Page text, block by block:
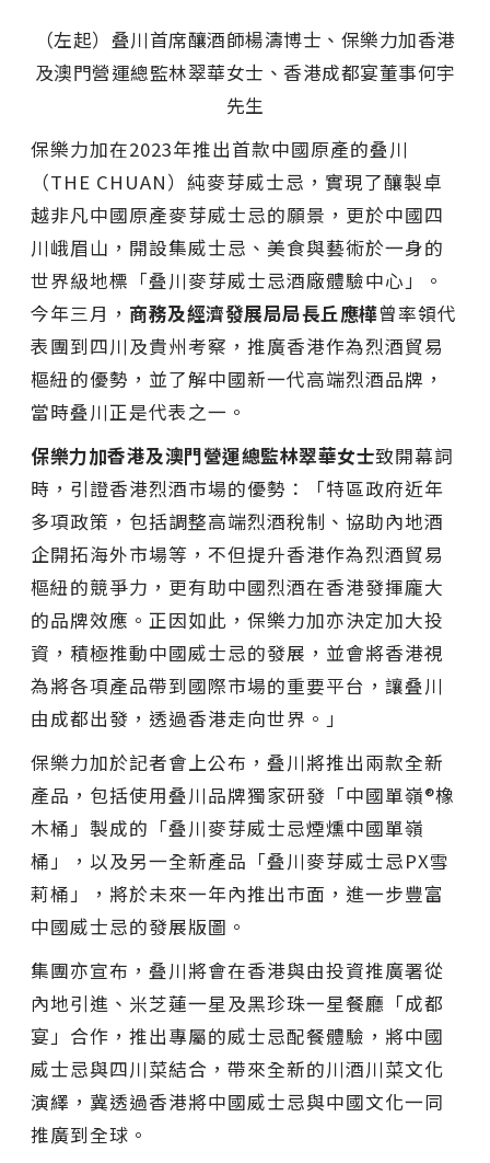
（左起）叠川首席釀酒師楊濤博士、保樂力加香港
及澳門營運總監林翠華女士、香港成都宴董事何宇
先生
保樂力加在2023年推出首款中國原產的叠川
（THE CHUAN）純麥芽威士忌，實現了釀製卓
越非凡中國原產麥芽威士忌的願景，更於中國四
川峨眉山，開設集威士忌、美食與藝術於一身的
世界級地標「叠川麥芽威士忌酒廠體驗中心」。
今年三月， 商務及經濟發展局局長丘應樺曾率領代
表團到四川及貴州考察，推廣香港作為烈酒貿易
樞紐的優勢，並了解中國新一代高端烈酒品牌，
當時叠川正是代表之一。
保樂力加香港及澳門營運總監林翠華女士致開幕詞
時，引證香港烈酒市場的優勢：「特區政府近年
多項政策，包括調整高端烈酒稅制、協助內地酒
企開拓海外市場等，不但提升香港作為烈酒貿易
樞紐的競爭力，更有助中國烈酒在香港發揮龐大
的品牌效應。正因如此，保樂力加亦決定加大投
資，積極推動中國威士忌的發展，並會將香港視
為將各項產品帶到國際市場的重要平台，讓叠川
由成都出發，透過香港走向世界。」
保樂力加於記者會上公布，叠川將推出兩款全新
產品，包括使用叠川品牌獨家研發「中國單嶺®橡
木桶」製成的「叠川麥芽威士忌煙燻中國單嶺
桶」，以及另一全新產品「叠川麥芽威士忌PX雪
莉桶」，將於未來一年內推出市面，進一步豐富
中國威士忌的發展版圖。
集團亦宣布，叠川將會在香港與由投資推廣署從
內地引進、米芝蓮一星及黑珍珠一星餐廳「成都
宴」合作，推出專屬的威士忌配餐體驗，將中國
威士忌與四川菜結合，帶來全新的川酒川菜文化
演繹，冀透過香港將中國威士忌與中國文化一同
推廣到全球。